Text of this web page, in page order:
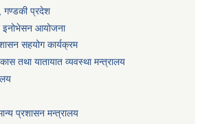
गण्डकी प्रदेश
आयोजना
सहयोग कार्यक्रम
तथा यातायात व्यवस्था मन्त्रालय
प्रशासन मन्त्रालय